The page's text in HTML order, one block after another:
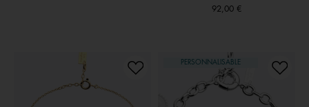
92,00 €
PERSONNALISABLE